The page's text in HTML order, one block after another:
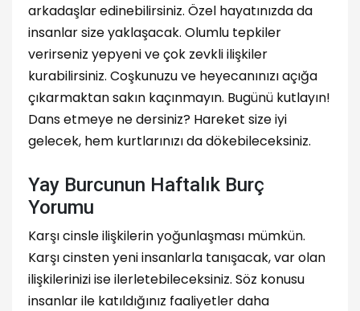
arkadaşlar edinebilirsiniz. Özel hayatınızda da
insanlar size yaklaşacak. Olumlu tepkiler
verirseniz yepyeni ve çok zevkli ilişkiler
kurabilirsiniz. Coşkunuzu ve heyecanınızı açığa
çıkarmaktan sakın kaçınmayın. Bugünü kutlayın!
Dans etmeye ne dersiniz? Hareket size iyi
gelecek, hem kurtlarınızı da dökebileceksiniz.
Yay Burcunun Haftalık Burç
Yorumu
Karşı cinsle ilişkilerin yoğunlaşması mümkün.
Karşı cinsten yeni insanlarla tanışacak, var olan
ilişkilerinizi ise ilerletebileceksiniz. Söz konusu
insanlar ile katıldığınız faaliyetler daha